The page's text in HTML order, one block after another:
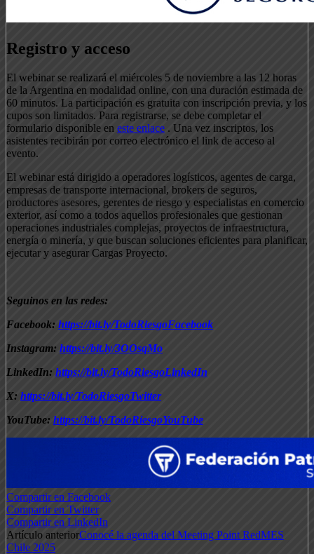
Registro y acceso
El webinar se realizará el miércoles 5 de noviembre a las 12 horas
de la Argentina en modalidad online, con una duración estimada de
60 minutos. La participación es gratuita con inscripción previa, y los
cupos son limitados. Para registrarse, se debe completar el
formulario disponible en este enlace . Una vez inscriptos, los
asistentes recibirán por correo electrónico el link de acceso al
evento.
El webinar está dirigido a operadores logísticos, agentes de carga,
empresas de transporte internacional, brokers de seguros,
productores asesores, gerentes de riesgo y especialistas en comercio
exterior, así como a todos aquellos profesionales que gestionan
operaciones industriales complejas, proyectos de infraestructura,
energía o minería, y que buscan soluciones eficientes para planificar,
ejecutar y asegurar Cargas Proyecto.
Seguinos en las redes:
Facebook: https://bit.ly/TodoRiesgoFacebook
Instagram: https://bit.ly/3OOsqMo
LinkedIn: https://bit.ly/TodoRiesgoLinkedIn
X: https://bit.ly/TodoRiesgoTwitter
YouTube: https://bit.ly/TodoRiesgoYouTube
Compartir en Facebook
Compartir en Twitter
Compartir en LinkedIn
Artículo anteriorConocé la agenda del Meeting Point RedMES
Chile 2025